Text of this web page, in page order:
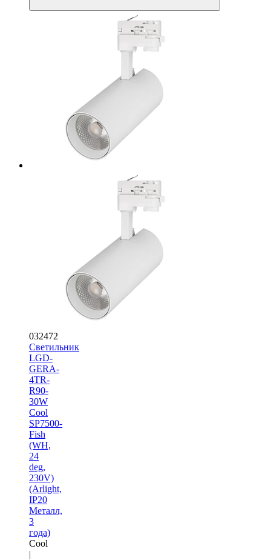
032472
Светильник
LGD-
GERA-
4TR-
R90-
30W
Cool
SP7500-
Fish
(WH,
24
deg,
230V)
(Arlight,
IP20
Металл,
3
года)
Cool
|